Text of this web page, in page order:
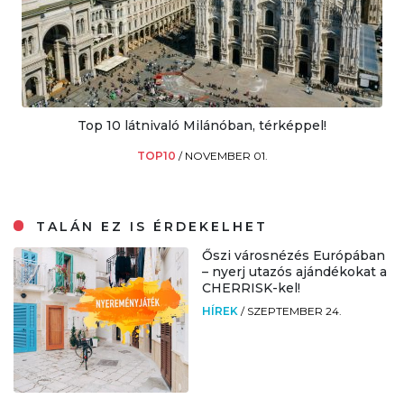
Top 10 látnivaló Milánóban, térképpel!
TOP10 / NOVEMBER 01.
TALÁN EZ IS ÉRDEKELHET
Őszi városnézés Európában
– nyerj utazós ajándékokat a
CHERRISK-kel!
HÍREK / SZEPTEMBER 24.